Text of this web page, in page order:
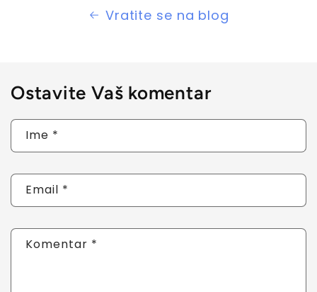
Vratite se na blog
Ostavite Vaš komentar
Ime *
Email *
Komentar *